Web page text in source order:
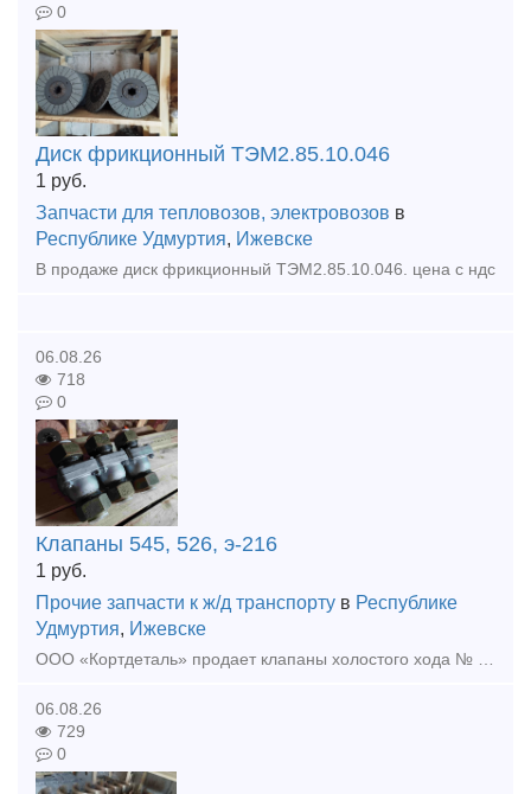
0
Диск фрикционный ТЭМ2.85.10.046
1 руб.
Запчасти для тепловозов, электровозов в
Республике Удмуртия, Ижевске
В продаже диск фрикционный ТЭМ2.85.10.046. цена с ндс
06.08.26
718
0
Клапаны 545, 526, э-216
1 руб.
Прочие запчасти к ж/д транспорту в Республике
Удмуртия, Ижевске
ООО «Кортдеталь» продает клапаны холостого хода № 545 (545.000), Клапаны предохранительные Э-216 (2-2), клапаны обратные №526. Свежий год выпуска. Цена с НДС. Организуем доставку из Ижевска.
06.08.26
729
0